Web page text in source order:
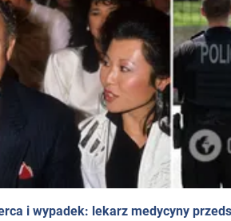
i wypadek: lekarz medycyny